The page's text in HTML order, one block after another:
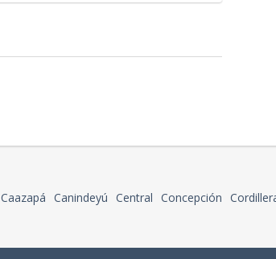
Caazapá Canindeyú Central Concepción